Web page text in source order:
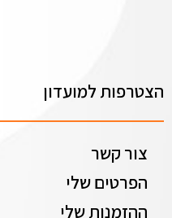
הצטרפות למועדון
צור קשר
הפרטים שלי
ההזמנות שלי